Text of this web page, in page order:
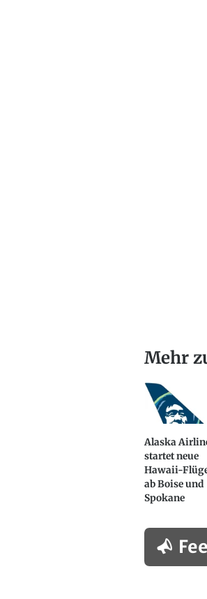
Mehr
Alaska
startet neue
Hawaii-
ab Boise und
Spokane